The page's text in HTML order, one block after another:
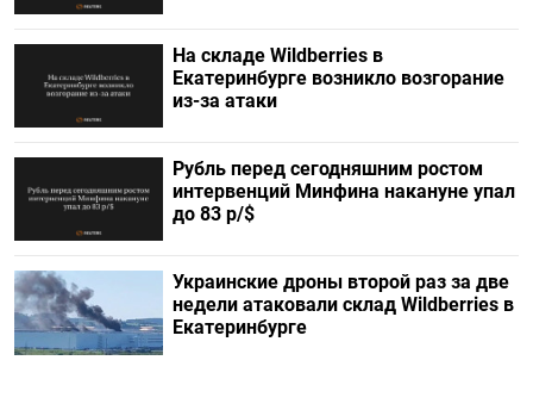
На складе Wildberries в
Екатеринбурге возникло возгорание
из-за атаки
Рубль перед сегодняшним ростом
интервенций Минфина накануне упал
до 83 р/$
Украинские дроны второй раз за две
недели атаковали склад Wildberries в
Екатеринбурге